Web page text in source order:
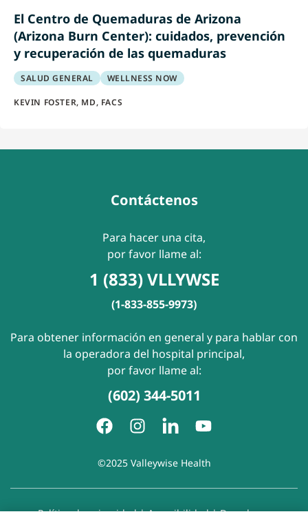
El Centro de Quemaduras de Arizona
(Arizona Burn Center): cuidados, prevención
y recuperación de las quemaduras
SALUD GENERAL WELLNESS NOW
KEVIN FOSTER, MD, FACS
Contáctenos
Para hacer una cita,
por favor llame al:
1 (833) VLLYWSE
(1-833-855-9973)
Para obtener información en general y para hablar con
la operadora del hospital principal,
por favor llame al:
(602) 344-5011
©2025 Valleywise Health
Política de privacidad|Accesibilidad|Derechos y